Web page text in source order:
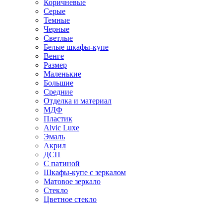
Коричневые
Серые
Темные
Черные
Светлые
Белые шкафы-купе
Венге
Размер
Маленькие
Большие
Средние
Отделка и материал
МДФ
Пластик
Alvic Luxe
Эмаль
Акрил
ДСП
С патиной
Шкафы-купе с зеркалом
Матовое зеркало
Стекло
Цветное стекло